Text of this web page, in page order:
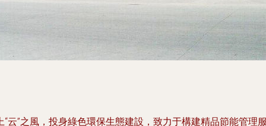
云”之風，投身綠色環保生態建設，致力于構建精品節能管